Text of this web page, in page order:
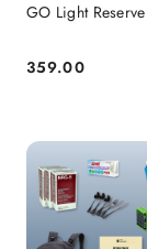
GO Light Reserve
Cena:
359.00